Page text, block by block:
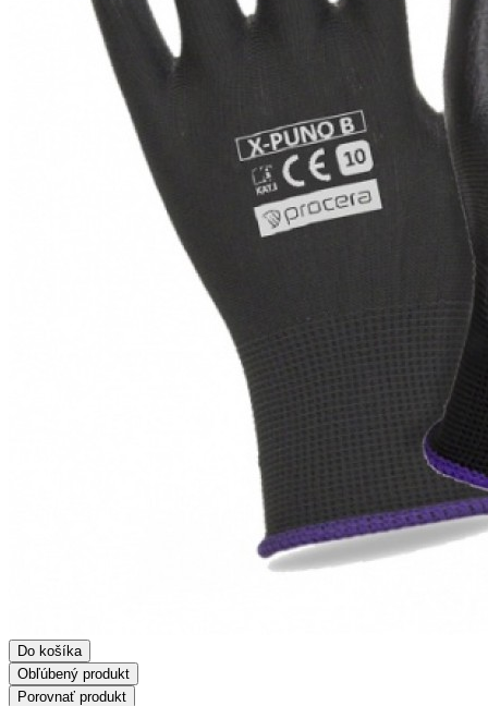
Do košíka
Obľúbený produkt
Porovnať produkt